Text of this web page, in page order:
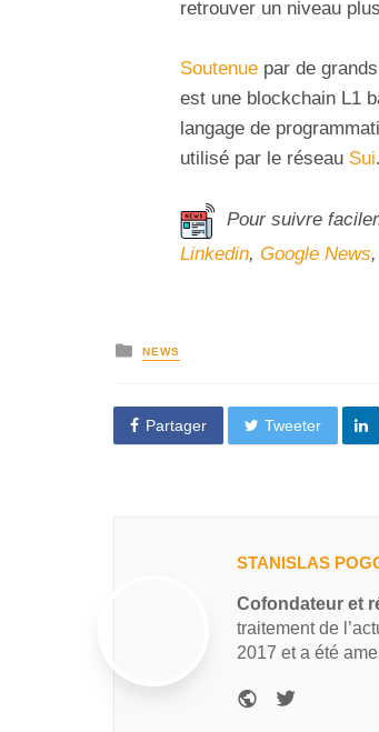
retrouver un niveau
Soutenue par de
est une blockchain L1
langage de
utilisé par le réseau Sui.
Pour suivre
Linkedin, Google News,
NEWS
Partager Tweeter
STANISLAS
Cofondateur et
traitement de
2017 et a été